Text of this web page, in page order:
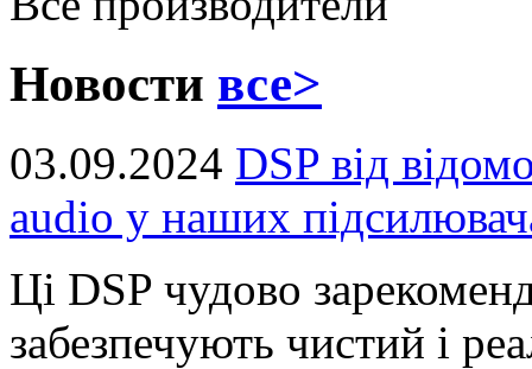
Новости все>
03.09.2024 DSP від
audio у наших
Ці DSP чудово
забезпечують чистий і